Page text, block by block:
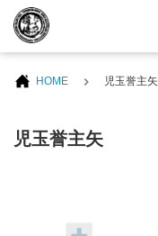
HOME 児玉誉主矢
児玉誉主矢